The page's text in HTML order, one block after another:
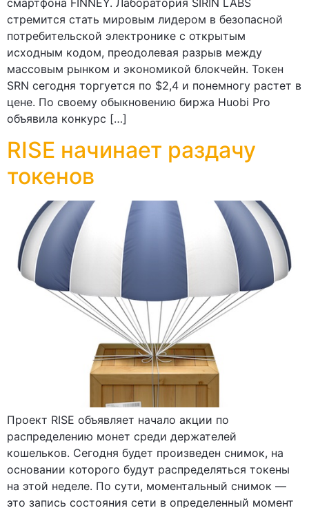
смартфона FINNEY. Лаборатория SIRIN LABS
стремится стать мировым лидером в безопасной
потребительской электронике с открытым
исходным кодом, преодолевая разрыв между
массовым рынком и экономикой блокчейн. Токен
SRN сегодня торгуется по $2,4 и понемногу растет в
цене. По своему обыкновению биржа Huobi Pro
объявила конкурс […]
RISE начинает раздачу
токенов
Проект RISE объявляет начало акции по
распределению монет среди держателей
кошельков. Сегодня будет произведен снимок, на
основании которого будут распределяться токены
на этой неделе. По сути, моментальный снимок —
это запись состояния сети в определенный момент